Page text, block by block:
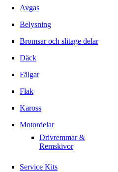
Avgas
Belysning
Bromsar och slitage delar
Däck
Fälgar
Flak
Kaross
Motordelar
Drivremmar &
Remskivor
Service Kits